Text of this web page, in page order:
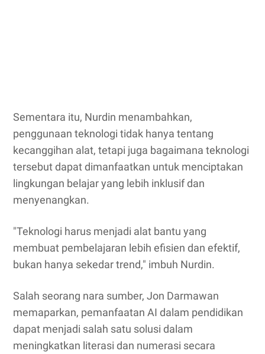
Sementara itu, Nurdin menambahkan,
penggunaan teknologi tidak hanya tentang
kecanggihan alat, tetapi juga bagaimana teknologi
tersebut dapat dimanfaatkan untuk menciptakan
lingkungan belajar yang lebih inklusif dan
menyenangkan.
"Teknologi harus menjadi alat bantu yang
membuat pembelajaran lebih efisien dan efektif,
bukan hanya sekedar trend," imbuh Nurdin.
Salah seorang nara sumber, Jon Darmawan
memaparkan, pemanfaatan AI dalam pendidikan
dapat menjadi salah satu solusi dalam
meningkatkan literasi dan numerasi secara